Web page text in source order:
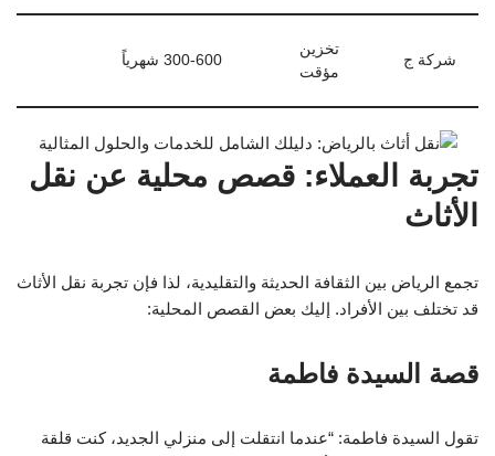
شركة ج
تخزين
مؤقت
300-600 شهرياً
تجربة العملاء: قصص محلية عن نقل
الأثاث
تجمع الرياض بين الثقافة الحديثة والتقليدية، لذا فإن تجربة نقل الأثاث
قد تختلف بين الأفراد. إليك بعض القصص المحلية:
قصة السيدة فاطمة
تقول السيدة فاطمة: “عندما انتقلت إلى منزلي الجديد، كنت قلقة